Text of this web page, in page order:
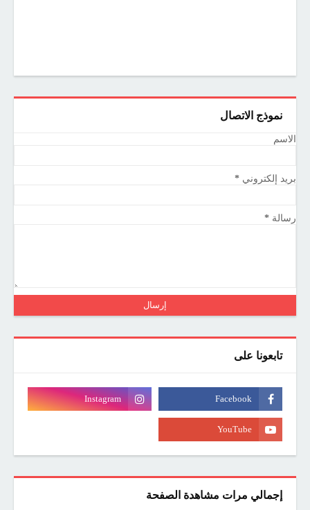
نموذج الاتصال
الاسم
بريد إلكتروني *
رسالة *
تابعونا على
إجمالي مرات مشاهدة الصفحة